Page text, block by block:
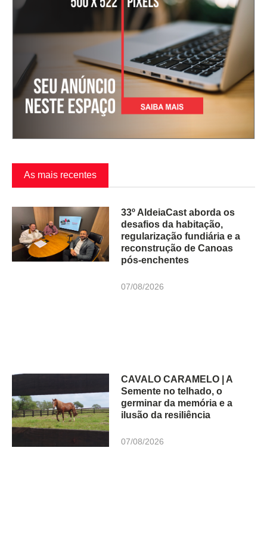
As mais recentes
33º AldeiaCast aborda os
desafios da habitação,
regularização fundiária e a
reconstrução de Canoas
pós-enchentes
07/08/2026
CAVALO CARAMELO | A
Semente no telhado, o
germinar da memória e a
ilusão da resiliência
07/08/2026